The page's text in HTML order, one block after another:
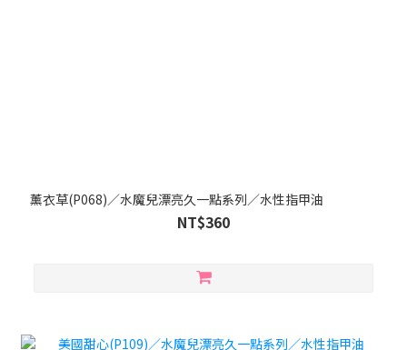
薰衣草(P068)／水魔兒漂亮久一點系列／水性指甲油
NT$360